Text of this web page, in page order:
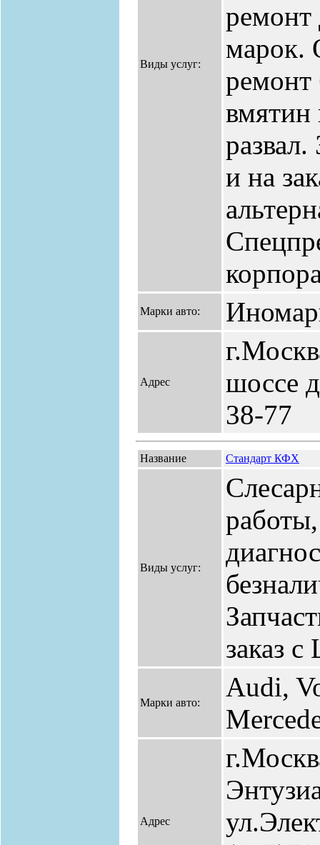
Виды услуг:
ремонт
марок.
ремонт
вмятин
и на
Марки авто:
Адрес
шоссе
38-77
Название Стандарт КФХ
Виды услуг:
заказ
Марки авто:
Audi,
Адрес